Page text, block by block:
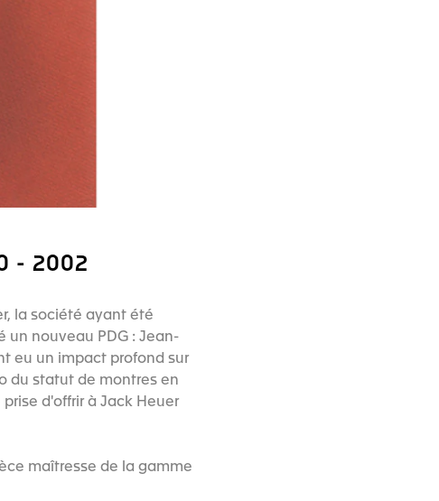
- 2002
la société ayant été
un nouveau PDG : Jean-
eu un impact profond sur
du statut de montres en
d'offrir à Jack Heuer
maîtresse de la gamme